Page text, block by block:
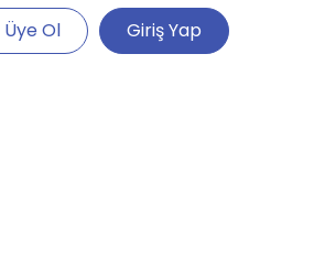
Üye Ol Giriş Yap